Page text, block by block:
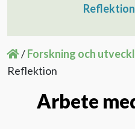
Publicerat
Om oss
Kontakta oss
/Forskning och
Reflektion
Arbete